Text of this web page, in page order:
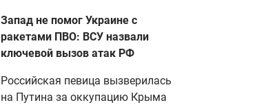
Запад не помог Украине с
ракетами ПВО: ВСУ назвали
ключевой вызов атак РФ
Российская певица вызверилась
на Путина за оккупацию Крыма